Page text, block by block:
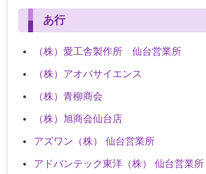
あ行
（株）愛工舎製作所 仙台営業所
（株）アオバサイエンス
（株）青柳商会
（株）旭商会仙台店
アズワン（株） 仙台営業所
アドバンテック東洋（株） 仙台営業所